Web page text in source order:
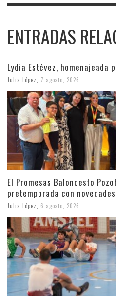
ENTRADAS
Lydia Estévez, homenajeada
Julia López 7 agosto, 2026
El Promesas Baloncesto
pretemporada con novedades
Julia López 6 agosto, 2026